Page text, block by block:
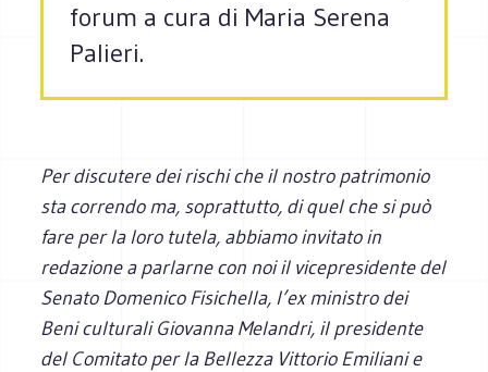
forum a cura di Maria Serena
Palieri.
Per discutere dei rischi che il nostro patrimonio
sta correndo ma, soprattutto, di quel che si può
fare per la loro tutela, abbiamo invitato in
redazione a parlarne con noi il vicepresidente del
Senato Domenico Fisichella, l’ex ministro dei
Beni culturali Giovanna Melandri, il presidente
del Comitato per la Bellezza Vittorio Emiliani e